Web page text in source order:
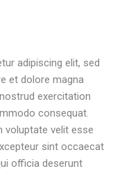
adipiscing elit, sed
et dolore magna
exercitation
consequat.
voluptate velit esse
sint occaecat
officia deserunt